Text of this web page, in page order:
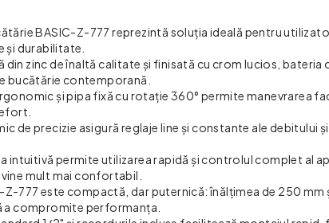
BASIC-Z-777 reprezintă soluția ideală pentru
durabilitate.
zinc de înaltă calitate și finisată cu crom lucios, bateria
bucătărie contemporană.
și pipa fixă cu rotație 360° permite manevrarea
de precizie asigură reglaje line și constante ale debitului
intuitivă permite utilizarea rapidă și controlul complet al
mult mai confortabil.
Z-777 este compactă, dar puternică: înălțimea de 250 mm
a compromite performanța.